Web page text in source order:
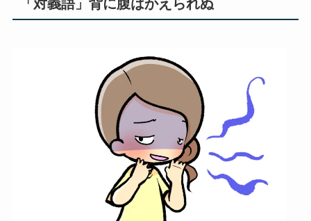
「対義語」背に腹はかえられぬ